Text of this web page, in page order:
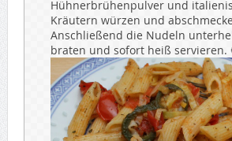
Hühnerbrühenpulver und
Kräutern würzen und
Anschließend die Nudeln
braten und sofort heiß servieren.